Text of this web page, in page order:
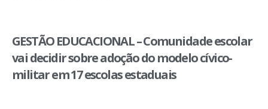
GESTÃO EDUCACIONAL – Comunidade escolar
vai decidir sobre adoção do modelo cívico-
militar em 17 escolas estaduais